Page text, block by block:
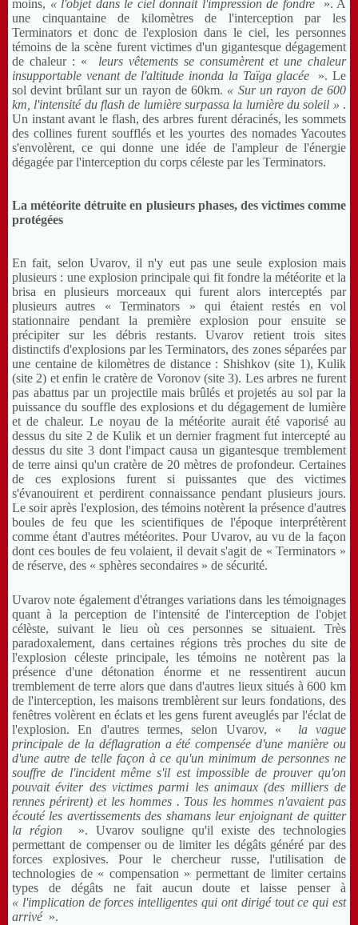
moins, « l'objet dans le ciel donnait l'impression de fondre ». A
une cinquantaine de kilomètres de l'interception par les
Terminators et donc de l'explosion dans le ciel, les personnes
témoins de la scène furent victimes d'un gigantesque dégagement
de chaleur : « leurs vêtements se consumèrent et une chaleur
insupportable venant de l'altitude inonda la Taïga glacée
». Le
sol devint brûlant sur un rayon de 60km. « Sur un rayon de 600
km, l'intensité du flash de lumière surpassa la lumière du soleil » .
Un instant avant le flash, des arbres furent déracinés, les sommets
des collines furent soufflés et les yourtes des nomades Yacoutes
s'envolèrent, ce qui donne une idée de l'ampleur de l'énergie
dégagée par l'interception du corps céleste par les Terminators.
La météorite détruite en plusieurs phases, des victimes comme
protégées
En fait, selon Uvarov, il n'y eut pas une seule explosion mais
plusieurs : une explosion principale qui fit fondre la météorite et la
brisa en plusieurs morceaux qui furent alors interceptés par
plusieurs autres « Terminators » qui étaient restés en vol
stationnaire pendant la première explosion pour ensuite se
précipiter sur les débris restants. Uvarov retient trois sites
distinctifs d'explosions par les Terminators, des zones séparées par
une centaine de kilomètres de distance : Shishkov (site 1), Kulik
(site 2) et enfin le cratère de Voronov (site 3). Les arbres ne furent
pas abattus par un projectile mais brûlés et projetés au sol par la
puissance du souffle des explosions et du dégagement de lumière
et de chaleur. Le noyau de la météorite aurait été vaporisé au
dessus du site 2 de Kulik et un dernier fragment fut intercepté au
dessus du site 3 dont l'impact causa un gigantesque tremblement
de terre ainsi qu'un cratère de 20 mètres de profondeur. Certaines
de ces explosions furent si puissantes que des victimes
s'évanouirent et perdirent connaissance pendant plusieurs jours.
Le soir après l'explosion, des témoins notèrent la présence d'autres
boules de feu que les scientifiques de l'époque interprétèrent
comme étant d'autres météorites. Pour Uvarov, au vu de la façon
dont ces boules de feu volaient, il devait s'agit de « Terminators »
de réserve, des « sphères secondaires » de sécurité.
Uvarov note également d'étranges variations dans les témoignages
quant à la perception de l'intensité de l'interception de l'objet
célèste, suivant le lieu où ces personnes se situaient. Très
paradoxalement, dans certaines régions très proches du site de
l'explosion céleste principale, les témoins ne notèrent pas la
présence d'une détonation énorme et ne ressentirent aucun
tremblement de terre alors que dans d'autres lieux situés à 600 km
de l'interception, les maisons tremblèrent sur leurs fondations, des
fenêtres volèrent en éclats et les gens furent aveuglés par l'éclat de
l'explosion. En d'autres termes, selon Uvarov, « la vague
principale de la déflagration a été compensée d'une manière ou
d'une autre de telle façon à ce qu'un minimum de personnes ne
souffre de l'incident même s'il est impossible de prouver qu'on
pouvait éviter des victimes parmi les animaux (des milliers de
rennes périrent) et les hommes . Tous les hommes n'avaient pas
écouté les avertissements des shamans leur enjoignant de quitter
la région ». Uvarov souligne qu'il existe des technologies
permettant de compenser ou de limiter les dégâts généré par des
forces explosives. Pour le chercheur russe, l'utilisation de
technologies de « compensation » permettant de limiter certains
types de dégâts ne fait aucun doute et laisse penser à
« l'implication de forces intelligentes qui ont dirigé tout ce qui est
arrivé ».